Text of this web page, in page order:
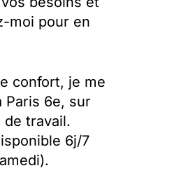
moi pour en
confort, je me
Paris 6e, sur
travail.
6j/7